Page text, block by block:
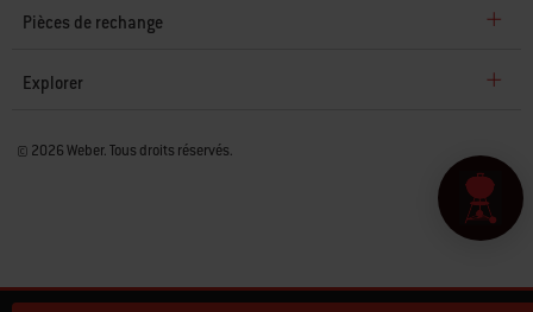
Pièces de rechange
Explorer
© 2026 Weber. Tous droits réservés.